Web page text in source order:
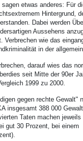
etwas anderes: Für
Hintergrund,
Dabei werden
Aussehens
wie das
in der
darauf wies das
seit Mitte der 90er
1999 zu 2000.
gegen rechte Gewalt"
insgesamt 388 000
Taten machen
gut 30 Prozent, bei einem